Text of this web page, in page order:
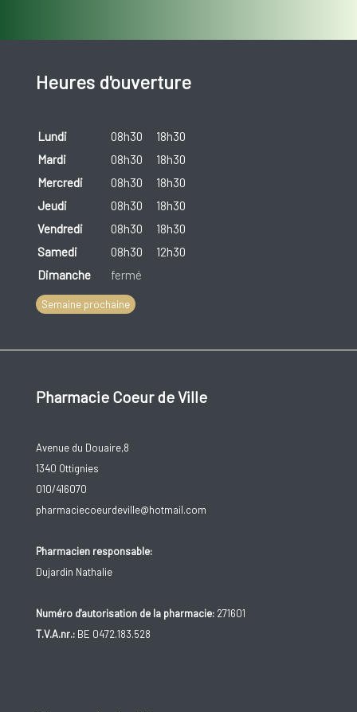
Heures d'ouverture
Lundi 08h30
18h30
Mardi
08h30
18h30
Mercredi
08h30
18h30
Jeudi
08h30
18h30
Vendredi
08h30
18h30
Samedi
08h30
12h30
Dimanche
fermé
Semaine prochaine
Pharmacie Coeur de Ville
Avenue du Douaire,8
1340 Ottignies
010/416070
pharmaciecoeurdeville@hotmail.com
Pharmacien responsable:
Dujardin Nathalie
Numéro d'autorisation de la pharmacie:271601
T.V.A.nr.:BE 0472.183.528